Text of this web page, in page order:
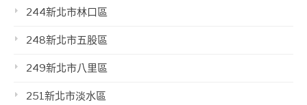
244新北市林口區
248新北市五股區
249新北市八里區
251新北市淡水區